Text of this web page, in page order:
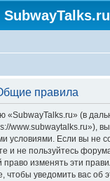
SubwayTalks.ru
правила
«SubwayTalks.ru» (в
www.subwaytalks.ru»),
условиями. Если вы не
и не пользуйтесь
изменять эти
чтобы уведомить вас об